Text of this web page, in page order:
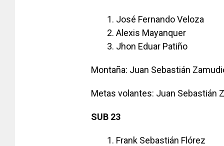
José Fernando Veloza
Alexis Mayanquer
Jhon Eduar Patiño
Montaña: Juan Sebastián
Metas volantes: Juan Sebastián
SUB 23
Frank Sebastián Flórez